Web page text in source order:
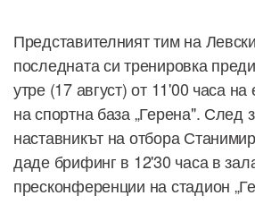
Представителният тим на
последната си тренировка
утре (17 август) от 11'00 часа
на спортна база „Герена". След
наставникът на отбора
даде брифинг в 12'30 часа в
пресконференции на стадион